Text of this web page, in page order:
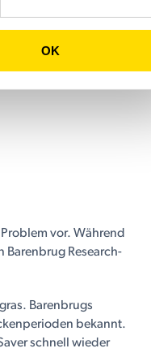
OK
vor. Während
Barenbrug Research-
Barenbrugs
bekannt.
schnell wieder